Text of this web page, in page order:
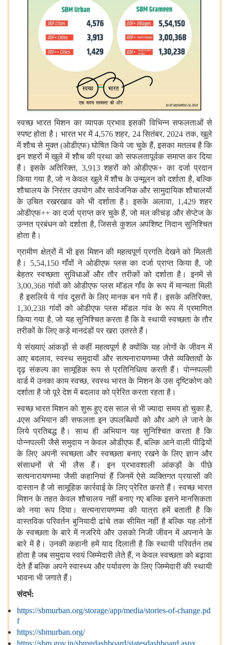
स्वच्छ भारत मिशन का व्यापक प्रभाव इसकी विभिन्न सफलताओं से
स्पष्ट होता है। भारत भर में 4,576 शहर, 24 सितंबर, 2024 तक, खुले
में शौच से मुक्त (ओडीएफ) घोषित किये जा चुके हैं, इसका मतलब है कि
इन शहरों में खुले में शौच की प्रथा को सफलतापूर्वक समाप्त कर दिया
है। इसके अतिरिक्त, 3,913 शहरों को ओडीएफ+ का दर्जा प्रदान
किया गया है, जो न केवल खुले में शौच के उन्मूलन को दर्शाता है, बल्कि
शौचालय के निरंतर उपयोग और सार्वजनिक और सामुदायिक शौचालयों
के उचित रखरखाव को भी दर्शाता है। इसके अलावा, 1,429 शहर
ओडीएफ++ का दर्जा प्राप्त कर चुके हैं, जो मल कीचड़ और सेप्टेज के
उन्नत प्रबंधन को दर्शाता है, जिससे कुशल अपशिष्ट निदान सुनिश्चित
होता है।
ग्रामीण क्षेत्रों में भी इस मिशन की महत्वपूर्ण प्रगति देखने को मिलती
है। 5,54,150 गाँवों ने ओडीएफ प्लस का दर्जा प्राप्त किया है, जो
बेहतर स्वच्छता सुविधाओं और तौर तरीकों को दर्शाता है। इनमें से
3,00,368 गांवों को ओडीएफ प्लस मॉडल गाँव के रूप में मान्यता मिली
है इसलिये ये गांव दूसरों के लिए मानक बन गये हैं। इसके अतिरिक्त,
1,30,238 गांवों को ओडीएफ प्लस मॉडल गांव के रूप में प्रमाणित
किया गया है, जो यह सुनिश्चित करता है कि वे स्थायी स्वच्छता के तौर
तरीकों के लिए कड़े मानदंडों पर खरा उतरते हैं।
ये संख्याएं आंकड़ों से कहीं महत्वपूर्ण है क्योंकि यह लोगों के जीवन में
आए बदलाव, स्वस्थ समुदायों और सत्यनारायणम्मा जैसे व्यक्तित्वों के
दृढ़ संकल्प का सामूहिक रूप से प्रतिनिधित्व करती हैं। पोन्नपल्ली
वार्ड में उनका काम स्वच्छ, स्वस्थ भारत के मिशन के उस दृष्टिकोण को
दर्शाता है जो पूरे देश में बदलाव को प्रेरित करता रहता है।
स्वच्छ भारत मिशन को शुरू हुए दस साल से भी ज्यादा समय हो चुका है,
4एस अभियान की सफलता इन उपलब्धियों को और आगे ले जाने के
लिये प्रतिबद्ध है। साथ ही अभियान यह सुनिश्चित करता है कि
पोन्नपल्ली जैसे समुदाय न केवल ओडीएफ हैं, बल्कि आने वाली पीढ़ियों
के लिए अपनी स्वच्छता और स्वच्छता बनाए रखने के लिए ज्ञान और
संसाधनों से भी लैस हैं। इन प्रभावशाली आंकड़ों के पीछे
सत्यनारायणम्मा जैसी कहानियां हैं जिनमें ऐसे व्यक्तिगत प्रयासों की
दास्तान है जो सामूहिक कार्रवाई के लिए प्रेरित करते हैं। स्वच्छ भारत
मिशन के तहत केवल शौचालय नहीं बनाए गए बल्कि इसने मानसिकता
को नया रूप दिया। सत्यनारायणम्मा की यात्रा हमें बताती है कि
वास्तविक परिवर्तन बुनियादी ढांचे तक सीमित नहीं है बल्कि यह लोगों
के स्वच्छता के बारे में नजरिये और उसको निजी जीवन में अपनाने के
बारे में है। उनकी कहानी हमें याद दिलाती है कि स्थायी परिवर्तन तब
होता है जब समुदाय स्वयं जिम्मेदारी लेते हैं, न केवल स्वच्छता को बढ़ावा
देते हैं बल्कि अपने स्वास्थ्य और पर्यावरण के लिए जिम्मेदारी की स्थायी
भावना भी जगाते हैं।
संदर्भ:
https://sbmurban.org/storage/app/media/stories-of-change.pd
f
https://sbmurban.org/